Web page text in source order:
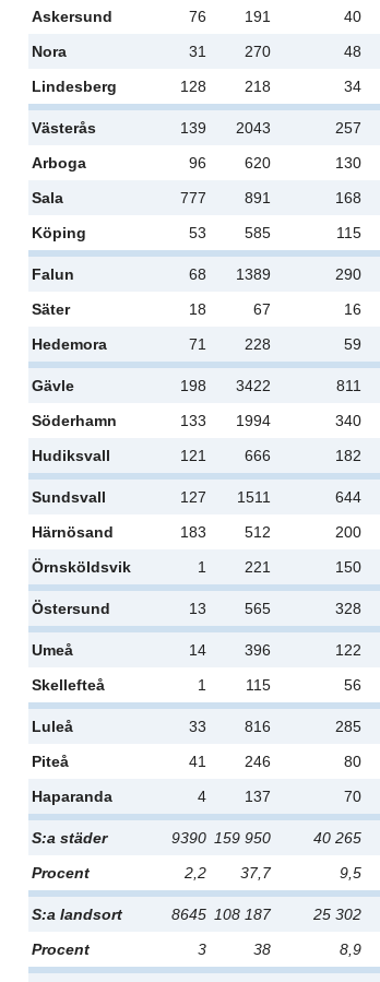
Askersund
76 191 40
Nora
31 270 48
Lindesberg
128 218 34
Västerås 139 2043 257
Arboga
96 620 130
Sala
777 891 168
Köping
53 585 115
Falun 68 1389 290
Säter
18 67 16
Hedemora
71 228 59
Gävle 198 3422 811
Söderhamn
133 1994 340
Hudiksvall
121 666 182
Sundsvall 127 1511 644
Härnösand
183 512 200
Örnsköldsvik
1 221 150
Östersund 13 565 328
Umeå 14 396 122
Skellefteå
1 115 56
Luleå 33 816 285
Piteå
41 246 80
Haparanda
4 137 70
S:a städer 9390 159 950 40 265
Procent
2,2 37,7 9,5
S:a landsort 8645 108 187 25 302
Procent
3 38 8,9